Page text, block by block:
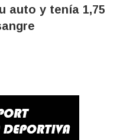
auto y tenía 1,75